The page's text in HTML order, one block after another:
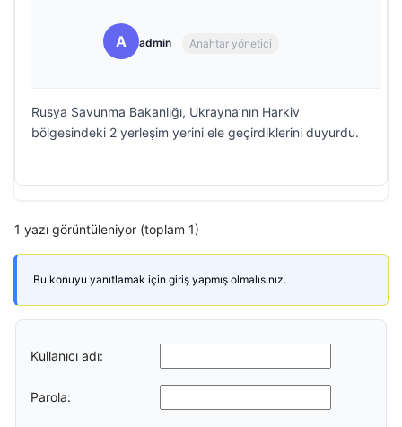
A admin Anahtar yönetici
Rusya Savunma Bakanlığı, Ukrayna’nın Harkiv
bölgesindeki 2 yerleşim yerini ele geçirdiklerini duyurdu.
1 yazı görüntüleniyor (toplam 1)
Bu konuyu yanıtlamak için giriş yapmış olmalısınız.
Kullanıcı adı:
Parola: